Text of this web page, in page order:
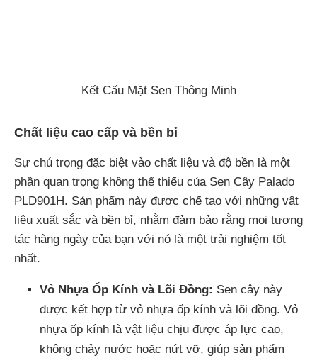
Kết Cấu Mặt Sen Thông Minh
Chất liệu cao cấp và bền bỉ
Sự chú trọng đặc biệt vào chất liệu và độ bền là một
phần quan trọng không thể thiếu của Sen Cây Palado
PLD901H. Sản phẩm này được chế tạo với những vật
liệu xuất sắc và bền bỉ, nhằm đảm bảo rằng mọi tương
tác hàng ngày của bạn với nó là một trải nghiệm tốt
nhất.
Vỏ Nhựa Ốp Kính và Lõi Đồng: Sen cây này
được kết hợp từ vỏ nhựa ốp kính và lõi đồng. Vỏ
nhựa ốp kính là vật liệu chịu được áp lực cao,
không chảy nước hoặc nứt vỡ, giúp sản phẩm